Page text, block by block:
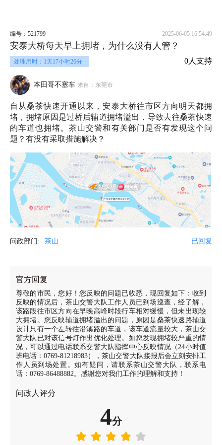
编号：521799 2025-06-05 16:54:49
安泰大桥每天早上拥堵，为什么没有人管？
处理用时：1天17小时26分 0人支持
本田哥不塞车 来自：东莞市
自从桑茶快速开通以来，安泰大桥往市区方向明天都拥
堵，拥堵原因是过桥后辅道拥堵溢出，导致去往桑茶快速
的车道也拥堵。茶山交警和有关部门是否有发现这个问
题？有没有采取措施解决？
问政部门: 茶山 已回复
官方回复
尊敬的市民，您好！您反映的问题已收悉，现回复如下：收到
反映的情况后，茶山交警大队工作人员已到场巡查，经了解，
该路段往市区方向在早晚高峰时段行车相对缓慢，但未出现较
大拥堵。您反映辅道拥堵溢出的问题，原因是桑茶快速路辅道
设计只有一个左转往沿溪路的车道，该车道流量较大，茶山交
警大队已对该信号灯作出优化处理。如您发现拥堵较严重的情
况，可以通过电话联系交警大队指挥中心反映情况（24小时值
班电话：0769-81218983），茶山交警大队接报后会立刻安排工
作人员到场处置。如有疑问，请联系茶山交警大队，联系电
话：0769-86488882。感谢您对我们工作的理解和支持！
问政人评分
4分